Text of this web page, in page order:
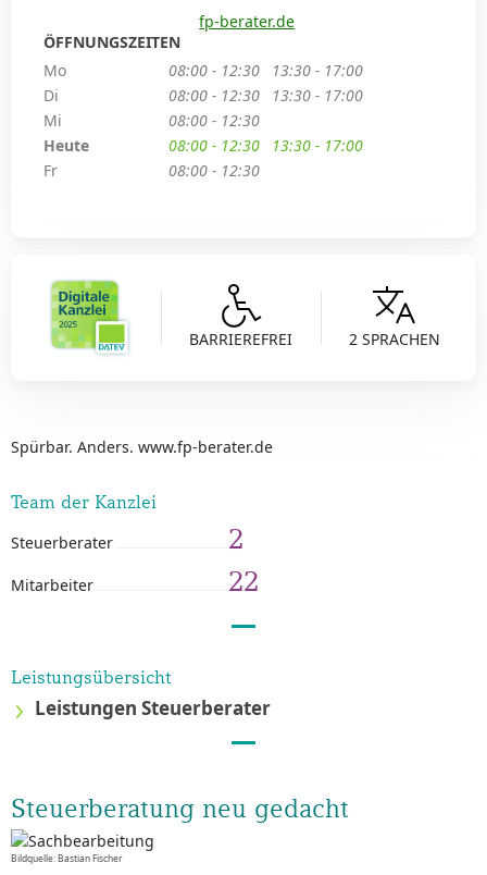
BARRIEREFREI 2 SPRACHEN
Spürbar. Anders. www.fp-berater.de
Team der Kanzlei
Steuerberater 2
Mitarbeiter 22
Leistungsübersicht
Leistungen Steuerberater
Steuerberatung neu gedacht
Bildquelle: Bastian Fischer
fp-berater.de
ÖFFNUNGSZEITEN
Mo
08:00 - 12:30
13:30 - 17:00
Di
08:00 - 12:30
13:30 - 17:00
Mi
08:00 - 12:30
Heute
08:00 - 12:30
13:30 - 17:00
Fr
08:00 - 12:30